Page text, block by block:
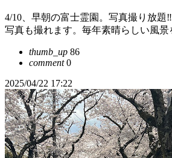
4/10、早朝の富士霊園。写真撮り放題
写真も撮れます。毎年素晴らしい風景
thumb_up 86
comment0
2025/04/22 17:22